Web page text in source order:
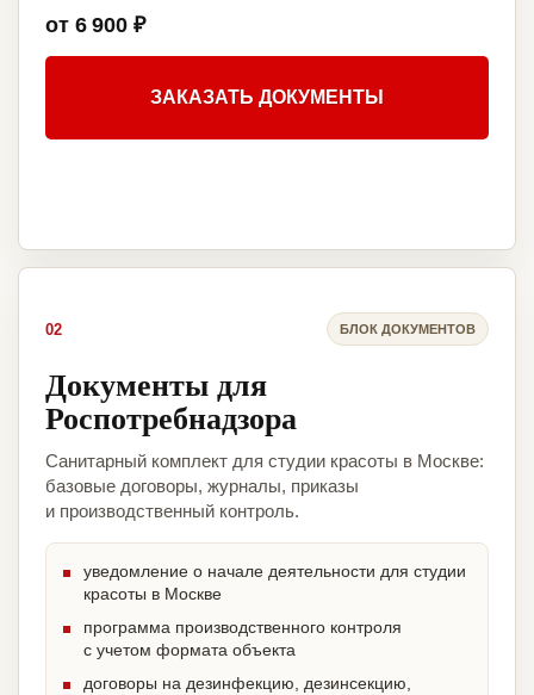
от 6 900 ₽
ЗАКАЗАТЬ ДОКУМЕНТЫ
02 БЛОК ДОКУМЕНТОВ
Документы для
Роспотребнадзора
Санитарный комплект для студии красоты в Москве:
базовые договоры, журналы, приказы
и производственный контроль.
уведомление о начале деятельности для студии
красоты в Москве
программа производственного контроля
с учетом формата объекта
договоры на дезинфекцию, дезинсекцию,